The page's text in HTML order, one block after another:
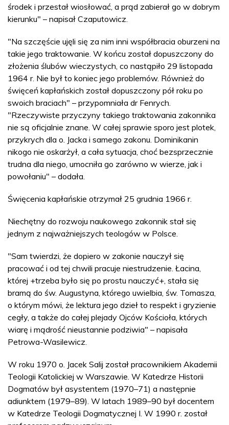
środek i przestał wiosłować, a prąd zabierał go w dobrym
kierunku" – napisał Czaputowicz.
"Na szczęście ujęli się za nim inni współbracia oburzeni na
takie jego traktowanie. W końcu został dopuszczony do
złożenia ślubów wieczystych, co nastąpiło 29 listopada
1964 r. Nie był to koniec jego problemów. Również do
święceń kapłańskich został dopuszczony pół roku po
swoich braciach" – przypomniała dr Fenrych.
"Rzeczywiste przyczyny takiego traktowania zakonnika
nie są oficjalnie znane. W całej sprawie sporo jest plotek,
przykrych dla o. Jacka i samego zakonu. Dominikanin
nikogo nie oskarżył, a cała sytuacja, choć bezsprzecznie
trudna dla niego, umocniła go zarówno w wierze, jak i
powołaniu" – dodała.
Święcenia kapłańskie otrzymał 25 grudnia 1966 r.
Niechętny do rozwoju naukowego zakonnik stał się
jednym z najważniejszych teologów w Polsce.
"Sam twierdzi, że dopiero w zakonie nauczył się
pracować i od tej chwili pracuje niestrudzenie. Łacina,
której +trzeba było się po prostu nauczyć+, stała się
bramą do św. Augustyna, którego uwielbia, św. Tomasza,
o którym mówi, że lektura jego dzieł to respekt i gryzienie
cegły, a także do całej plejady Ojców Kościoła, których
wiarę i mądrość nieustannie podziwia" – napisała
Petrowa-Wasilewicz.
W roku 1970 o. Jacek Salij został pracownikiem Akademii
Teologii Katolickiej w Warszawie. W Katedrze Historii
Dogmatów był asystentem (1970–71) a następnie
adiunktem (1979–89). W latach 1989–90 był docentem
w Katedrze Teologii Dogmatycznej I. W 1990 r. został